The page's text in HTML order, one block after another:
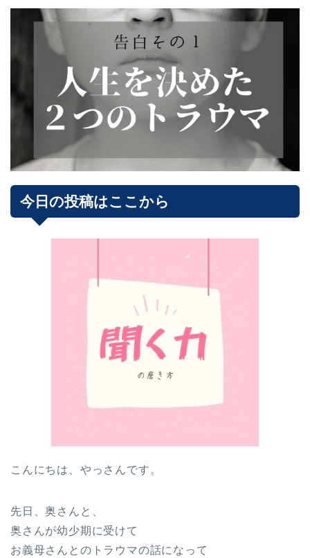
今日の投稿はここから
こんにちは、やっさんです。
先日、奥さんと、
奥さんが幼少期に受けて
お義母さんとのトラウマの話になって